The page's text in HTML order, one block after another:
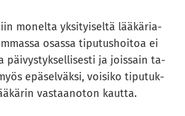
mo­nel­ta yk­si­tyi­sel­tä lää­kä­ria­
osas­sa ti­pu­tus­hoi­toa ei
päi­vys­tyk­sel­li­ses­ti ja jois­sain ta­
epä­sel­väk­si, voi­si­ko ti­pu­tuk­
vas­taan­o­ton kaut­ta.